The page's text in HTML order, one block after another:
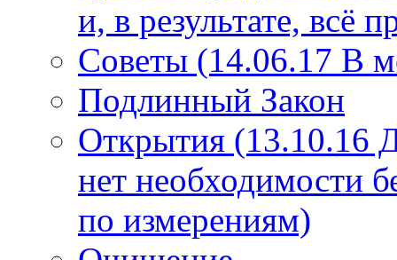
и, в результате, всё
Советы (14.06.17 В
Подлинный Закон
Открытия (13.10.16
нет необходимости
по измерениям)